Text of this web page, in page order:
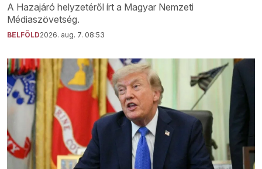
A Hazajáró helyzetéről írt a Magyar Nemzeti
Médiaszövetség.
BELFÖLD2026. aug. 7. 08:53